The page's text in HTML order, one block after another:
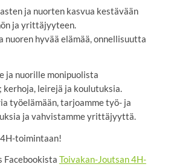
ja nuorten kasvua kestävään
ja yrittäjyyteen.
nuoren hyvää elämää, onnellisuutta
ja nuorille monipuolista
leirejä ja koulutuksia.
työelämään, tarjoamme työ- ja
ja vahvistamme yrittäjyyttä.
toimintaan!
Facebookista Toivakan-Joutsan 4H-